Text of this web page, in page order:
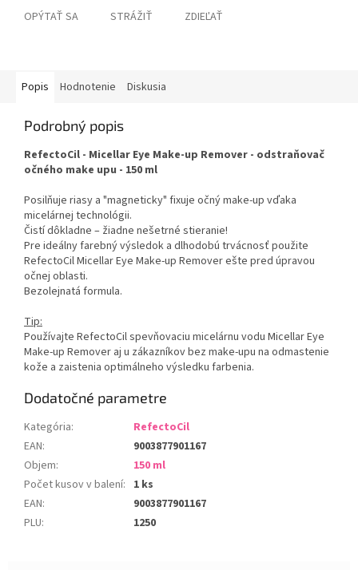
OPÝTAŤ SA STRÁŽIŤ ZDIEĽAŤ
Popis Hodnotenie Diskusia
Podrobný popis
RefectoCil - Micellar Eye Make-up Remover - odstraňovač
očného make upu - 150 ml
Posilňuje riasy a "magneticky" fixuje očný make-up vďaka
micelárnej technológii.
Čistí dôkladne – žiadne nešetrné stieranie!
Pre ideálny farebný výsledok a dlhodobú trvácnosť použite
RefectoCil Micellar Eye Make-up Remover ešte pred úpravou
očnej oblasti.
Bezolejnatá formula.
Tip:
Používajte RefectoCil spevňovaciu micelárnu vodu Micellar Eye
Make-up Remover aj u zákazníkov bez make-upu na odmastenie
kože a zaistenia optimálneho výsledku farbenia.
Dodatočné parametre
Kategória:
RefectoCil
EAN:
9003877901167
Objem:
150 ml
Počet kusov v balení: 1 ks
EAN:
9003877901167
PLU: 1250